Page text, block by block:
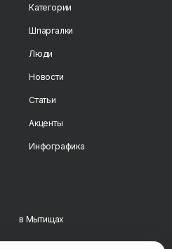
Категории
Шпаргалки
Люди
Новости
Статьи
Акценты
Инфографика
в Мытищах